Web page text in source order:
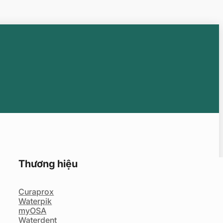
Thương hiệu
Curaprox
Waterpik
myOSA
Waterdent